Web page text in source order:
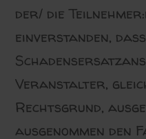
der/ die
einverstanden, dass
Veranstalter,
Rechtsgrund,
ausgenommen den